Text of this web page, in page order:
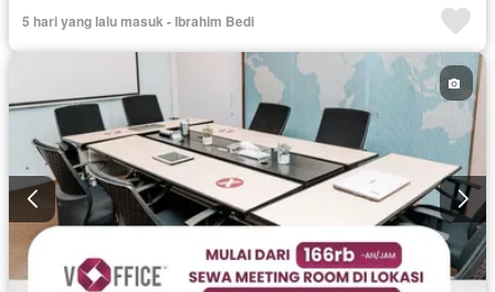
5 hari yang lalu masuk - Ibrahim Bedi